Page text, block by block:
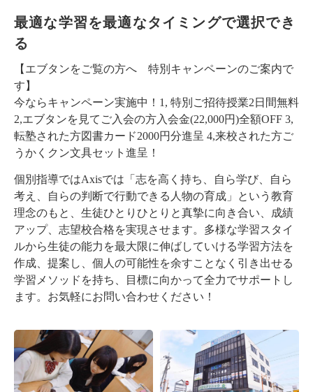
最適な学習を最適なタイミングで選択でき
る
【エブタンをご覧の方へ 特別キャンペーンのご案内で
す】
今ならキャンペーン実施中！1, 特別ご招待授業2日間無料
2,エブタンを見てご入会の方入会金(22,000円)全額OFF 3,
転塾された方図書カード2000円分進呈 4,来校された方ご
うかくクン文具セット進呈！
個別指導ではAxisでは「志を高く持ち、自ら学び、自ら
考え、自らの判断で行動できる人物の育成」という教育
理念のもと、生徒ひとりひとりと真摯に向き合い、成績
アップ、志望校合格を実現させます。多様な学習スタイ
ルから生徒の能力を最大限に伸ばしていける学習方法を
作成、提案し、個人の可能性を余すことなく引き出せる
学習メソッドを持ち、目標に向かって全力でサポートし
ます。お気軽にお問い合わせください！